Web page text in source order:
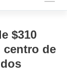
$310
centro de